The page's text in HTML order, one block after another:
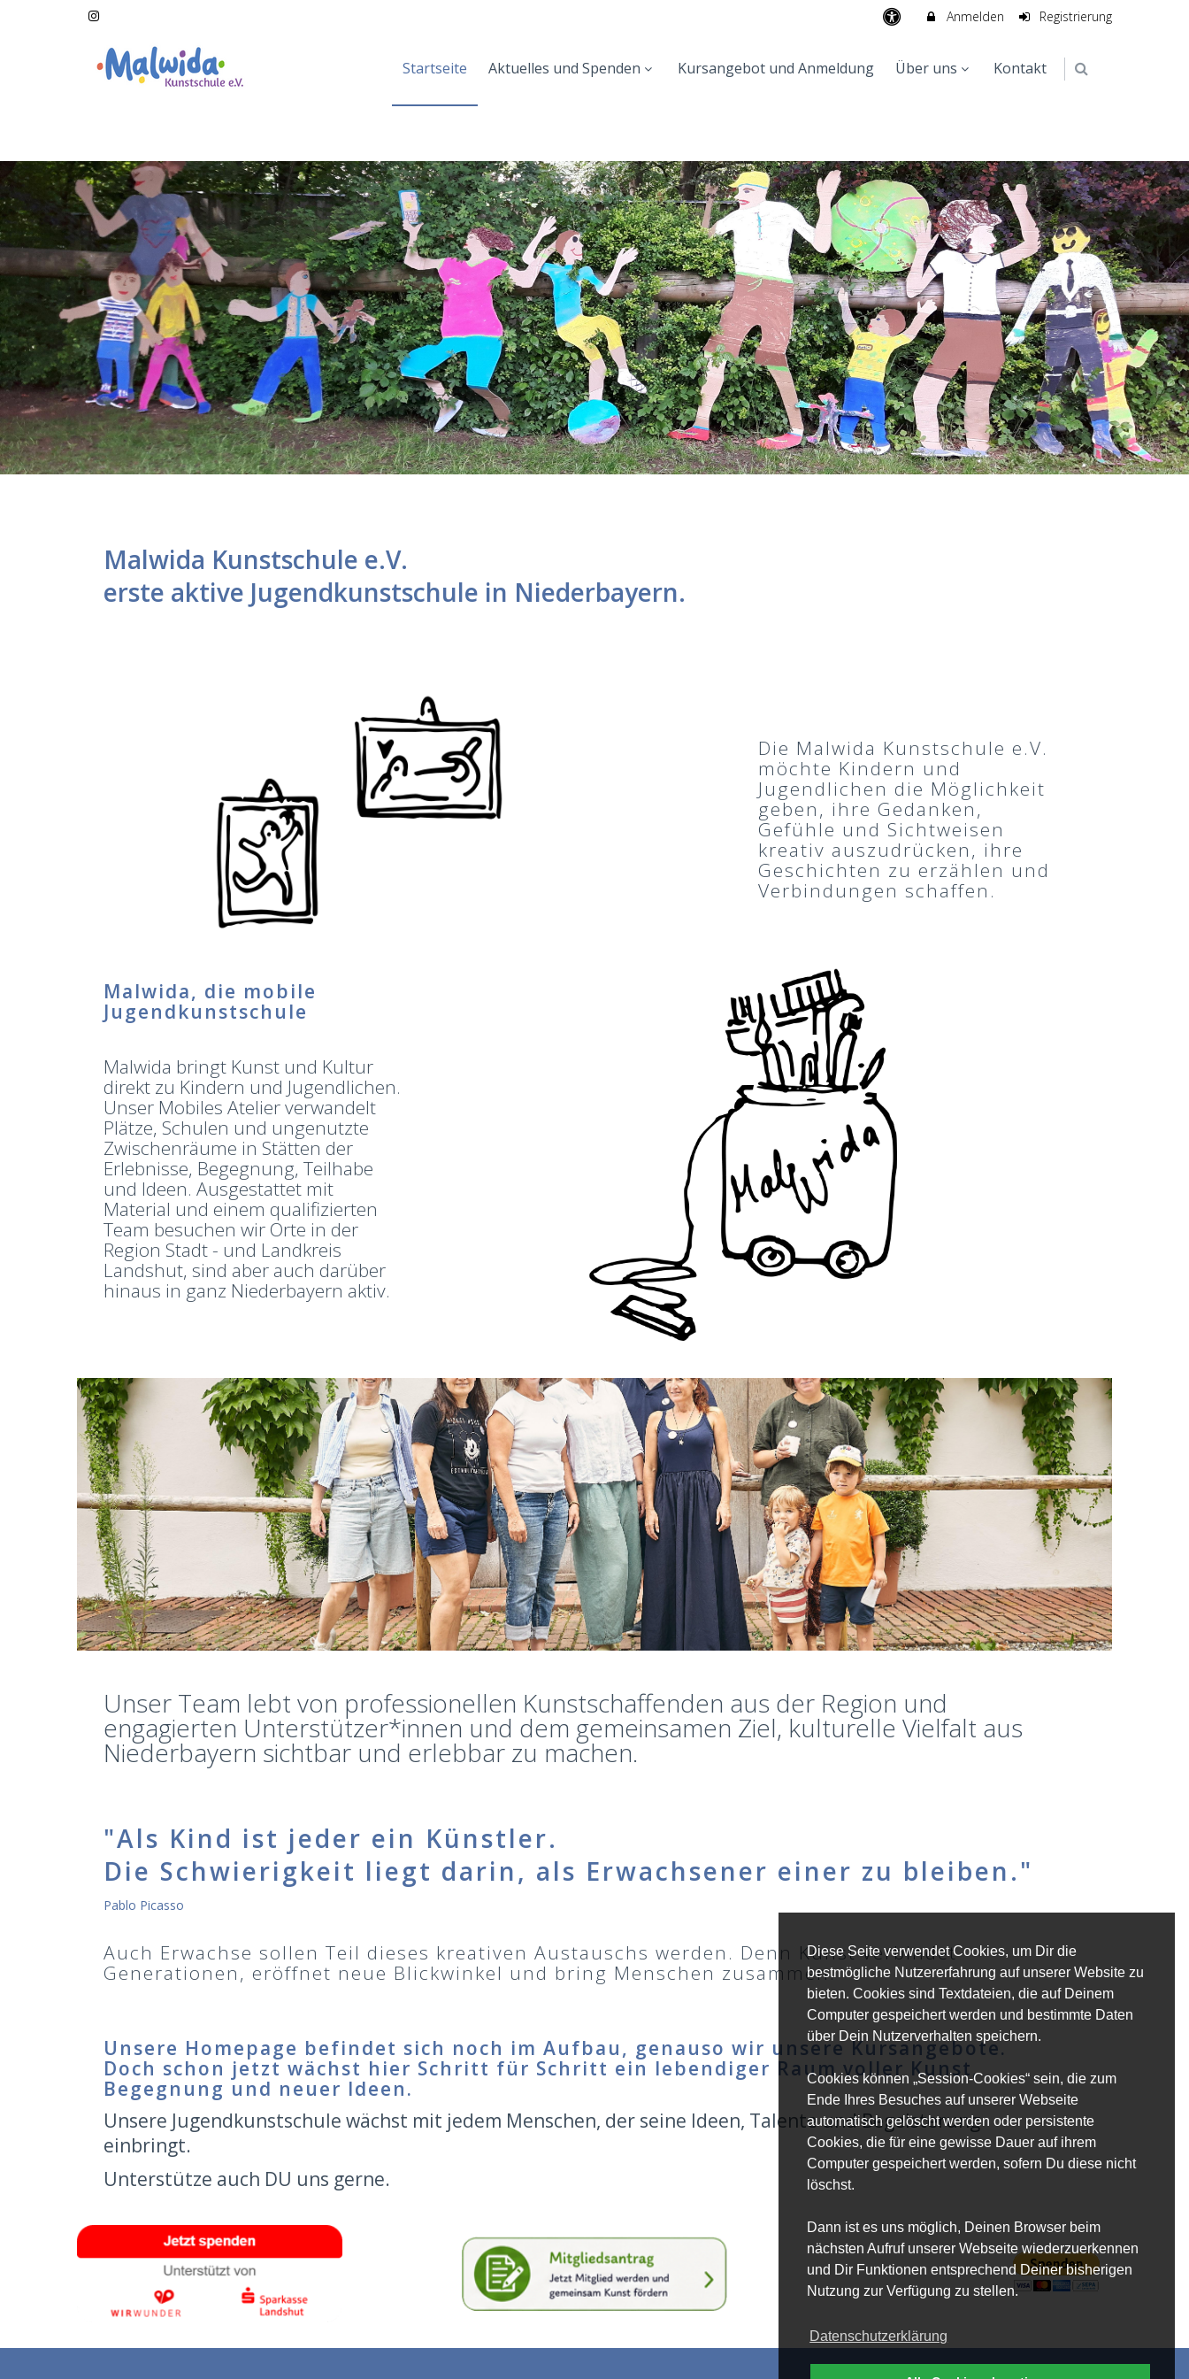
Diese Seite verwendet Cookies, um Dir die
bestmögliche Nutzererfahrung auf unserer Website zu
bieten. Cookies sind Textdateien, die auf Deinem
Computer gespeichert werden und bestimmte Daten
über Dein Nutzerverhalten speichern.
Cookies können „Session-Cookies“ sein, die zum
Ende Ihres Besuches auf unserer Webseite
automatisch gelöscht werden oder persistente
Cookies, die für eine gewisse Dauer auf ihrem
Computer gespeichert werden, sofern Du diese nicht
löschst.
Dann ist es uns möglich, Deinen Browser beim
nächsten Aufruf unserer Webseite wiederzuerkennen
und Dir Funktionen entsprechend Deiner bisherigen
Nutzung zur Verfügung zu stellen.
Datenschutzerklärung
Anmelden Registrierung
Startseite Aktuelles und Spenden Kursangebot und Anmeldung Über uns Kontakt
Malwida Kunstschule e.V.
erste aktive Jugendkunstschule in Niederbayern.
Die Malwida Kunstschule e.V.
möchte Kindern und
Jugendlichen die Möglichkeit
geben, ihre Gedanken,
Gefühle und Sichtweisen
kreativ auszudrücken, ihre
Geschichten zu erzählen und
Verbindungen schaffen.
Malwida, die mobile
Jugendkunstschule
Malwida bringt Kunst und Kultur
direkt zu Kindern und Jugendlichen.
Unser Mobiles Atelier verwandelt
Plätze, Schulen und ungenutzte
Zwischenräume in Stätten der
Erlebnisse, Begegnung, Teilhabe
und Ideen. Ausgestattet mit
Material und einem qualifizierten
Team besuchen wir Orte in der
Region Stadt - und Landkreis
Landshut, sind aber auch darüber
hinaus in ganz Niederbayern aktiv.
Unser Team lebt von professionellen Kunstschaffenden aus der Region und
engagierten Unterstützer*innen und dem gemeinsamen Ziel, kulturelle Vielfalt aus
Niederbayern sichtbar und erlebbar zu machen.
"Als Kind ist jeder ein Künstler.
Die Schwierigkeit liegt darin, als Erwachsener einer zu bleiben."
Pablo Picasso
Auch Erwachse sollen Teil dieses kreativen Austauschs werden. Denn Kunst verbindet
Generationen, eröffnet neue Blickwinkel und bring Menschen zusammen.
Unsere Homepage befindet sich noch im Aufbau, genauso wir unsere Kursangebote.
Doch schon jetzt wächst hier Schritt für Schritt ein lebendiger Raum voller Kunst,
Begegnung und neuer Ideen.
Unsere Jugendkunstschule wächst mit jedem Menschen, der seine Ideen, Talente und Begeisterung
einbringt.
Unterstütze auch DU uns gerne.